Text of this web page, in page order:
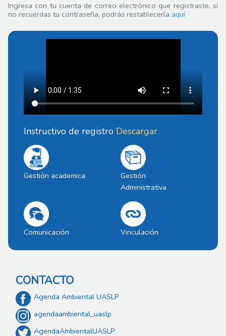
Ingresa con tu cuenta de correo electrónico que registraste, si
no recuerdas tu contraseña, podrás restablecerla aquí
Instructivo de registro Descargar
Gestión academica
Gestión
Administrativa
Comunicación Vinculación
CONTACTO
Agenda Ambiental UASLP
agendaambiental_uaslp
AgendaAmbientalUASLP